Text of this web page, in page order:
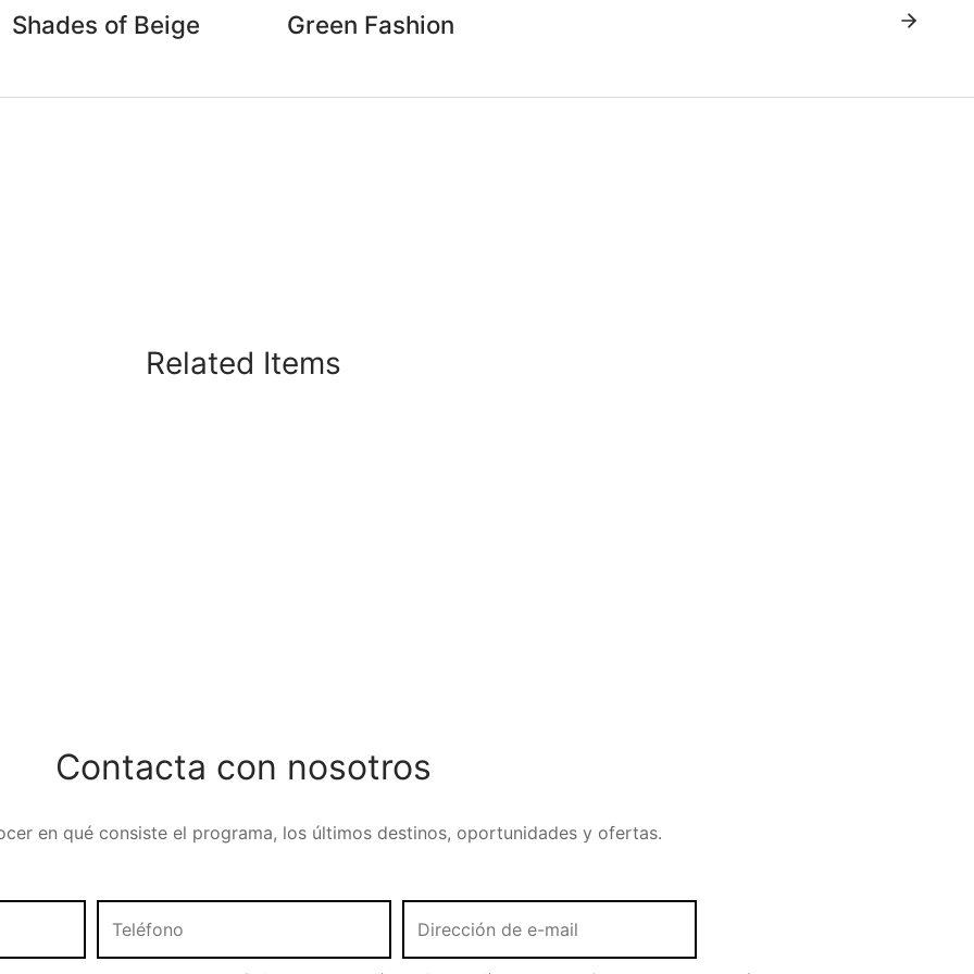
Shades of Beige Green Fashion
Related Items
Contacta con nosotros
en qué consiste el programa, los últimos destinos, oportunidades y ofertas.